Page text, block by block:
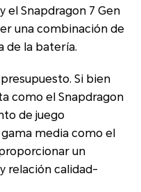
el Snapdragon 7 Gen
una combinación de
de la batería.
Si bien
como el Snapdragon
de juego
media como el
un
relación calidad-